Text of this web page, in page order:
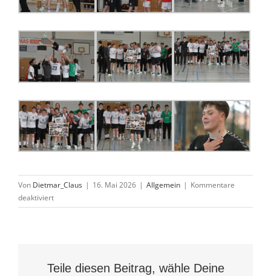
Von Dietmar_Claus | 16. Mai 2026 | Allgemein | Kommentare
deaktiviertfür
Phil
verabschiedet
Teile diesen Beitrag, wähle Deine